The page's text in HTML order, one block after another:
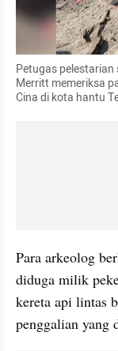
Petugas
Merritt memeriksa
Cina di kota hantu
Para arkeolog
diduga milik
kereta api lintas
penggalian yang